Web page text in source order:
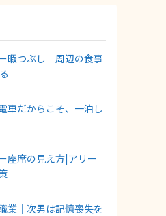
暇つぶし｜周辺の食事
車だからこそ、一泊し
座席の見え方|アリー
業｜次男は記憶喪失を